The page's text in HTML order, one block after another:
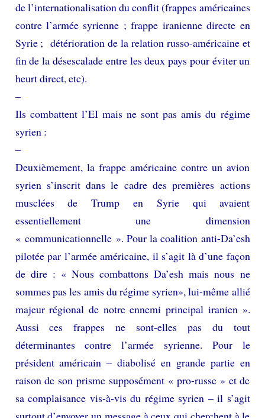
de l’internationalisation du conflit (frappes américaines
contre l’armée syrienne ; frappe iranienne directe en
Syrie ; détérioration de la relation russo-américaine et
fin de la désescalade entre les deux pays pour éviter un
heurt direct, etc).
–
Ils combattent l’EI mais ne sont pas amis du régime
syrien :
–
Deuxièmement, la frappe américaine contre un avion
syrien s’inscrit dans le cadre des premières actions
musclées de Trump en Syrie qui avaient
essentiellement une dimension
« communicationnelle ». Pour la coalition anti-Da’esh
pilotée par l’armée américaine, il s’agit là d’une façon
de dire : « Nous combattons Da’esh mais nous ne
sommes pas les amis du régime syrien», lui-même allié
majeur régional de notre ennemi principal iranien ».
Aussi ces frappes ne sont-elles pas du tout
déterminantes contre l’armée syrienne. Pour le
président américain – diabolisé en grande partie en
raison de son prisme supposément « pro-russe » et de
sa complaisance vis-à-vis du régime syrien – il s’agit